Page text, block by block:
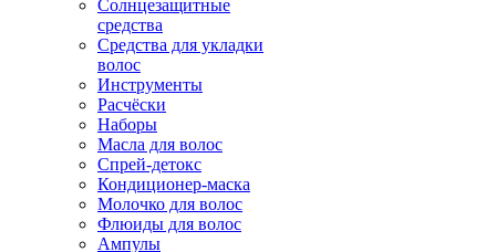
Солнцезащитные
средства
Средства для укладки
волос
Инструменты
Расчёски
Наборы
Масла для волос
Спрей-детокс
Кондиционер-маска
Молочко для волос
Флюиды для волос
Ампулы